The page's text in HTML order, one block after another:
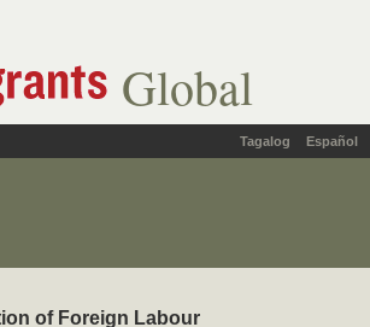
Global
Tagalog Español
of Foreign Labour